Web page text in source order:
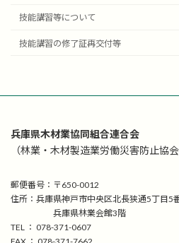
技能講習等について
技能講習の修了証再交付等
兵庫県木材業協同組合連合会
（林業・木材製造業労働災害防止協会
郵便番号：〒650-0012
住所：兵庫県神戸市中央区北長狭通5丁目5
兵庫県林業会館3階
TEL ： 078-371-0607